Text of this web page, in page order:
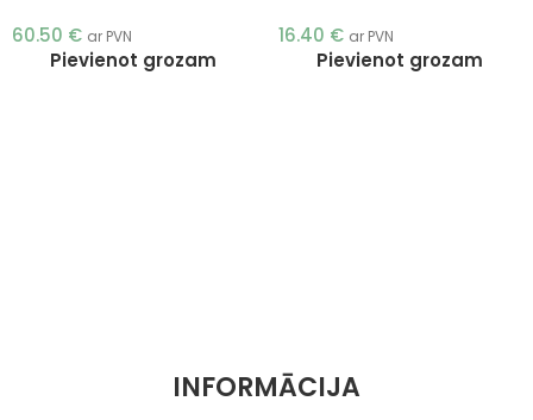
60.50 € ar PVN
Pievienot grozam
16.40 € ar PVN
Pievienot grozam
INFORMĀCIJA